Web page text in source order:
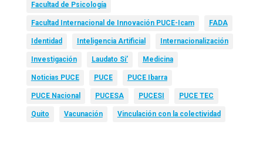
Facultad de Psicología
Facultad Internacional de Innovación PUCE-Icam FADA
Identidad Inteligencia Artificial Internacionalización
Investigación Laudato Si’ Medicina
Noticias PUCE PUCE PUCE Ibarra
PUCE Nacional PUCESA PUCESI PUCE TEC
Quito Vacunación Vinculación con la colectividad